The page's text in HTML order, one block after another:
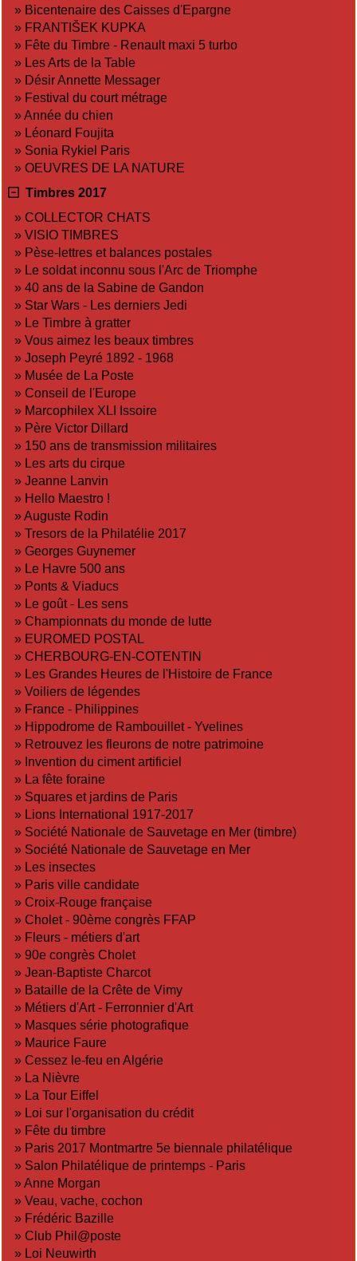
» Bicentenaire des Caisses d'Epargne
» FRANTIŠEK KUPKA
» Fête du Timbre - Renault maxi 5 turbo
» Les Arts de la Table
» Désir Annette Messager
» Festival du court métrage
»Année du chien
» Léonard Foujita
» Sonia Rykiel Paris
» OEUVRES DE LA NATURE
Timbres 2017
» COLLECTOR CHATS
» VISIO TIMBRES
» Pèse-lettres et balances postales
» Le soldat inconnu sous l'Arc de Triomphe
» 40 ans de la Sabine de Gandon
» Star Wars - Les derniers Jedi
» Le Timbre à gratter
» Vous aimez les beaux timbres
» Joseph Peyré 1892 - 1968
» Musée de La Poste
» Conseil de l'Europe
» Marcophilex XLI Issoire
» Père Victor Dillard
» 150 ans de transmission militaires
» Les arts du cirque
» Jeanne Lanvin
» Hello Maestro !
»Auguste Rodin
» Tresors de la Philatélie 2017
» Georges Guynemer
» Le Havre 500 ans
» Ponts & Viaducs
» Le goût - Les sens
» Championnats du monde de lutte
» EUROMED POSTAL
» CHERBOURG-EN-COTENTIN
» Les Grandes Heures de l'Histoire de France
» Voiliers de légendes
» France - Philippines
» Hippodrome de Rambouillet - Yvelines
» Retrouvez les fleurons de notre patrimoine
» Invention du ciment artificiel
» La fête foraine
» Squares et jardins de Paris
» Lions International 1917-2017
» Société Nationale de Sauvetage en Mer (timbre)
» Société Nationale de Sauvetage en Mer
» Les insectes
» Paris ville candidate
» Croix-Rouge française
» Cholet - 90ème congrès FFAP
» Fleurs - métiers d'art
» 90e congrès Cholet
» Jean-Baptiste Charcot
» Bataille de la Crête de Vimy
» Métiers d'Art - Ferronnier d'Art
» Masques série photografique
» Maurice Faure
» Cessez le-feu en Algérie
» La Nièvre
» La Tour Eiffel
» Loi sur l'organisation du crédit
» Fête du timbre
» Paris 2017 Montmartre 5e biennale philatélique
» Salon Philatélique de printemps - Paris
»Anne Morgan
» Veau, vache, cochon
» Frédéric Bazille
» Club Phil@poste
» Loi Neuwirth